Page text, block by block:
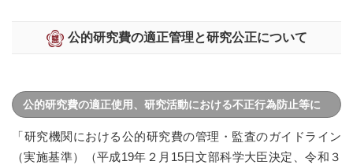
公的研究費の適正管理と研究公正について
公的研究費の適正使用、研究活動における不正行為防止等に
係る公表事項
「研究機関における公的研究費の管理・監査のガイドライン
（実施基準）（平成19年２月15日文部科学大臣決定、令和３